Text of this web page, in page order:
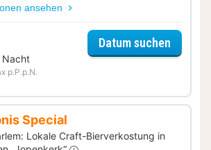
ansehen
Nacht
p.P.p.N.
Datum suchen
Special
Lokale Craft-Bierverkostung in